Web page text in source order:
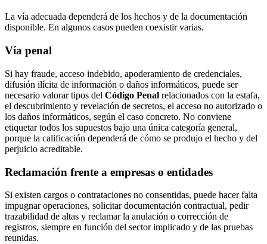
La vía adecuada dependerá de los hechos y de la documentación
disponible. En algunos casos pueden coexistir varias.
Vía penal
Si hay fraude, acceso indebido, apoderamiento de credenciales,
difusión ilícita de información o daños informáticos, puede ser
necesario valorar tipos del Código Penal relacionados con la estafa,
el descubrimiento y revelación de secretos, el acceso no autorizado o
los daños informáticos, según el caso concreto. No conviene
etiquetar todos los supuestos bajo una única categoría general,
porque la calificación dependerá de cómo se produjo el hecho y del
perjuicio acreditable.
Reclamación frente a empresas o entidades
Si existen cargos o contrataciones no consentidas, puede hacer falta
impugnar operaciones, solicitar documentación contractual, pedir
trazabilidad de altas y reclamar la anulación o corrección de
registros, siempre en función del sector implicado y de las pruebas
reunidas.